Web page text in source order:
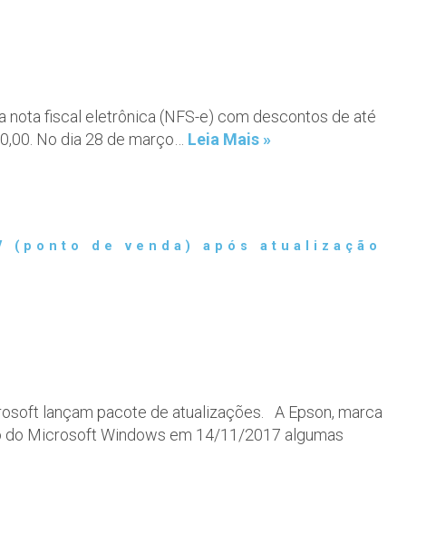
nota fiscal eletrônica (NFS-e) com descontos de até
No dia 28 de março… Leia Mais »
(ponto de venda) após atualização
lançam pacote de atualizações. A Epson, marca
do Microsoft Windows em 14/11/2017 algumas